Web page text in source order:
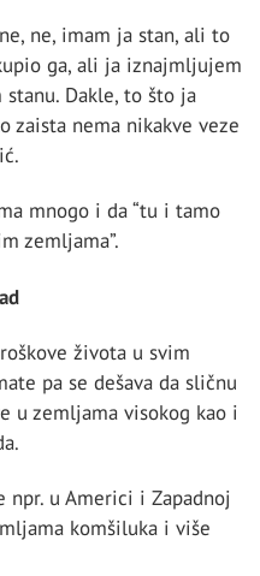
ne, imam ja stan, ali to
ga, ali ja iznajmljujem
Dakle, to što ja
zaista nema nikakve veze
mnogo i da “tu i tamo
zemljama”.
života u svim
pa se dešava da sličnu
u zemljama visokog kao i
u Americi i Zapadnoj
komšiluka i više